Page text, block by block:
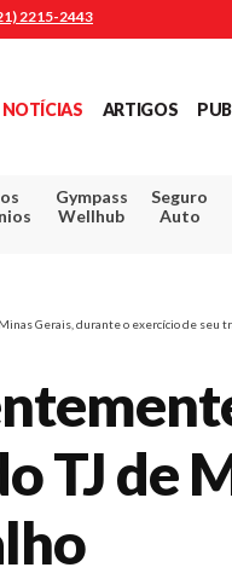
2215-2443
NOTÍCIAS ARTIGOS
Gympass
Wellhub
Seguro
Auto
Gerais, durante o exercício de seu
TJ de